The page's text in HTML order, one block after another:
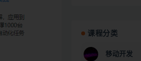
课程分类
移动开发